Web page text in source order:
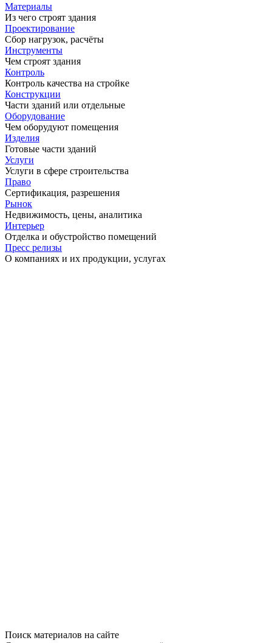
Материалы
Из чего строят здания
Проектирование
Сбор нагрузок, расчёты
Инструменты
Чем строят здания
Контроль
Контроль качества на стройке
Конструкции
Части зданий или отдельные
Оборудование
Чем оборудуют помещения
Изделия
Готовые части зданий
Услуги
Услуги в сфере строительства
Право
Сертификация, разрешения
Рынок
Недвижимость, цены, аналитика
Интерьер
Отделка и обустройство помещений
Пресс релизы
О компаниях и их продукции, услугах
Поиск материалов на сайте